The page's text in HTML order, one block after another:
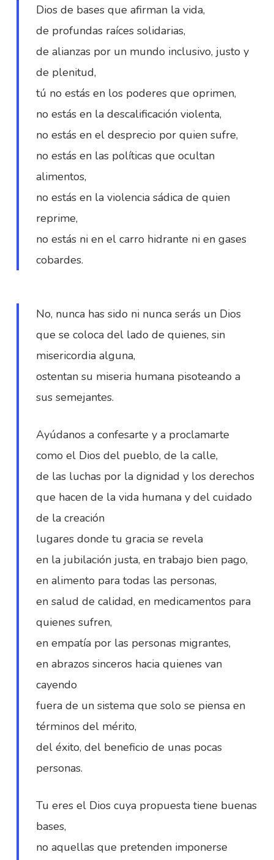
Dios de bases que afirman la vida,
de profundas raíces solidarias,
de alianzas por un mundo inclusivo, justo y
de plenitud,
tú no estás en los poderes que oprimen,
no estás en la descalificación violenta,
no estás en el desprecio por quien sufre,
no estás en las políticas que ocultan
alimentos,
no estás en la violencia sádica de quien
reprime,
no estás ni en el carro hidrante ni en gases
cobardes.
No, nunca has sido ni nunca serás un Dios
que se coloca del lado de quienes, sin
misericordia alguna,
ostentan su miseria humana pisoteando a
sus semejantes.
Ayúdanos a confesarte y a proclamarte
como el Dios del pueblo, de la calle,
de las luchas por la dignidad y los derechos
que hacen de la vida humana y del cuidado
de la creación
lugares donde tu gracia se revela
en la jubilación justa, en trabajo bien pago,
en alimento para todas las personas,
en salud de calidad, en medicamentos para
quienes sufren,
en empatía por las personas migrantes,
en abrazos sinceros hacia quienes van
cayendo
fuera de un sistema que solo se piensa en
términos del mérito,
del éxito, del beneficio de unas pocas
personas.
Tu eres el Dios cuya propuesta tiene buenas
bases,
no aquellas que pretenden imponerse